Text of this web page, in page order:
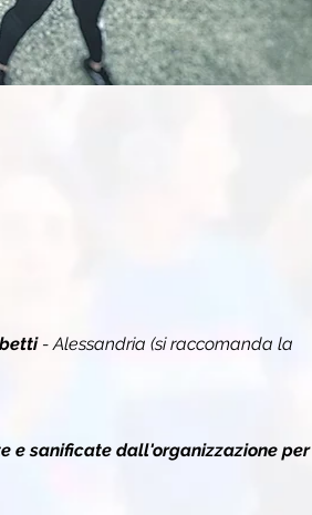
- Alessandria (si raccomanda la
e sanificate dall'organizzazione per